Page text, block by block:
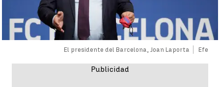
El presidente del Barcelona, Joan Laporta Efe